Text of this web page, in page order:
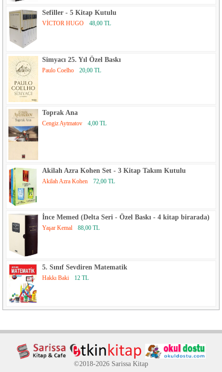
Sefiller - 5 Kitap Kutulu
VİCTOR HUGO 48,00 TL
Simyacı 25. Yıl Özel Baskı
Paulo Coelho 20,00 TL
Toprak Ana
Cengiz Aytmatov 4,00 TL
Akilah Azra Kohen Set - 3 Kitap Takım Kutulu
Akilah Azra Kohen 72,00 TL
İnce Memed (Delta Seri - Özel Baskı - 4 kitap birarada)
Yaşar Kemal 88,00 TL
5. Sınıf Sevdiren Matematik
Hakkı Baki 12 TL
©2018-2026 Sarissa Kitap